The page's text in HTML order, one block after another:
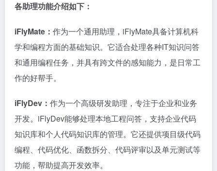
各助理功能介绍如下：
iFlyMate： 作为一个通用助理，iFlyMate具备计算机科
学和编程方面的基础知识。它适合处理各种IT知识问答
和通用编程任务，并具有跨文件的感知能力，是日常工
作的好帮手。
iFlyDev： 作为一个高级研发助理，专注于企业和业务
开发。iFlyDev能够处理本地工程问答，支持企业代码
知识库和个人代码知识库的管理。它还提供项目级代码
编程、代码优化、函数拆分、代码评审以及单元测试等
功能，帮助提高开发效率。